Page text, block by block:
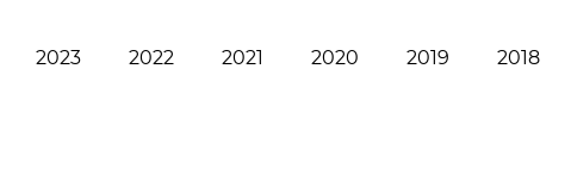
2023 2022 2021 2020 2019 2018